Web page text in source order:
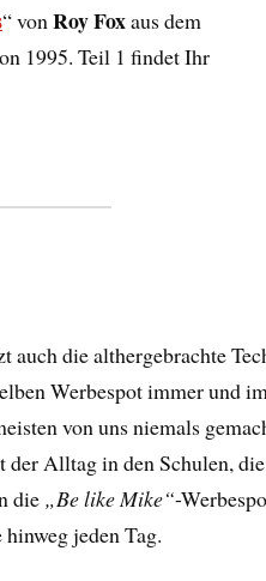
“ vonRoy Foxaus dem
1995. Teil 1 findet Ihr
auch die althergebrachte
Werbespot immer und
von uns niemals
der Alltag in den Schulen,
die „Be like Mike“-
jeden Tag.